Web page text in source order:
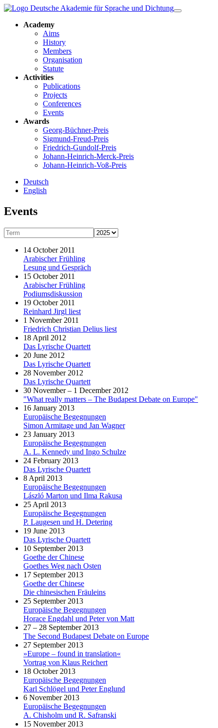
Academy
Aims
History
Members
Organisation
Statute
Activities
Publications
Projects
Conferences
Events
Awards
Georg-Büchner-Preis
Sigmund-Freud-Preis
Friedrich-Gundolf-Preis
Johann-Heinrich-Merck-Preis
Johann-Heinrich-Voß-Preis
Deutsch
English
Events
14 October 2011
Arabischer Frühling
Lesung und Gespräch
15 October 2011
Arabischer Frühling
Podiumsdiskussion
19 October 2011
Reinhard Jirgl liest
1 November 2011
Friedrich Christian Delius liest
18 April 2012
Das Lyrische Quartett
20 June 2012
Das Lyrische Quartett
28 November 2012
Das Lyrische Quartett
30 November – 1 December 2012
"What really matters – The Budapest Debate on Europe"
16 January 2013
Europäische Begegnungen
Simon Armitage und Jan Wagner
23 January 2013
Europäische Begegnungen
A. L. Kennedy und Ingo Schulze
24 February 2013
Das Lyrische Quartett
8 April 2013
Europäische Begegnungen
László Marton und Ilma Rakusa
25 April 2013
Europäische Begegnungen
P. Laugesen und H. Detering
19 June 2013
Das Lyrische Quartett
10 September 2013
Goethe der Chinese
Goethes Weg nach Osten
17 September 2013
Goethe der Chinese
Die chinesischen Fräuleins
25 September 2013
Europäische Begegnungen
Horace Engdahl und Peter von Matt
27 – 28 September 2013
The Second Budapest Debate on Europe
27 September 2013
»Europe – found in translation«
Vortrag von Klaus Reichert
18 October 2013
Europäische Begegnungen
Karl Schlögel und Peter Englund
6 November 2013
Europäische Begegnungen
A. Chisholm und R. Safranski
15 November 2013